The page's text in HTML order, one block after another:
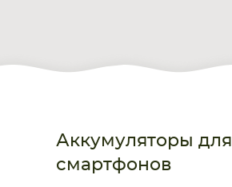
Аккумуляторы для
смартфонов